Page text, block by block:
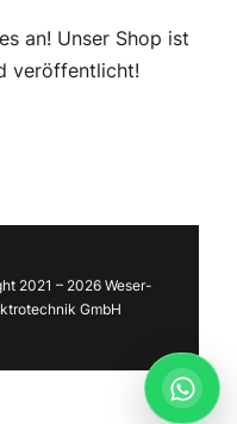
an! Unser Shop ist
veröffentlicht!
2021 – 2026 Weser-
GmbH